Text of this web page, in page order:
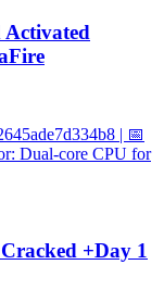
Activated
| 📅
Dual-core CPU for
+Day 1